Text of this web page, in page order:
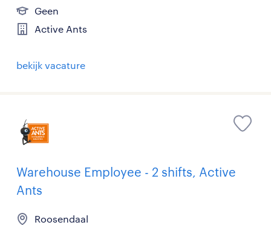
Geen
Active Ants
bekijk vacature
Warehouse Employee - 2 shifts, Active
Ants
Roosendaal